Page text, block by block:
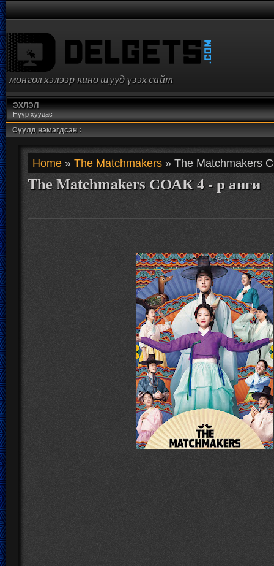
монгол хэлээр кино шууд үзэх сайт
ЭХЛЭЛ
Нүүр хуудас
Сүүлд нэмэгдсэн :
Home » The Matchmakers » The Matchmakers
The Matchmakers СОАК 4 - р анги